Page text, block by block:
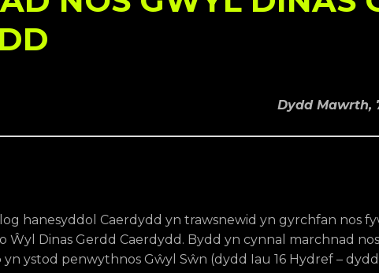
Dydd Mawrth,
hanesyddol Caerdydd yn trawsnewid yn gyrchfan nos
Ŵyl Dinas Gerdd Caerdydd. Bydd yn cynnal marchnad
ystod penwythnos Gŵyl Sŵn (dydd Iau 16 Hydref –